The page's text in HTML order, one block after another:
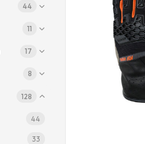
44
11
17
8
128
44
33